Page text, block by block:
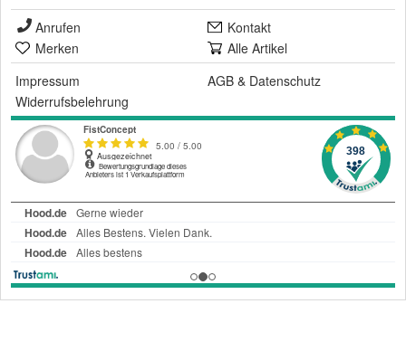
Anrufen
Kontakt
Merken
Alle Artikel
Impressum
AGB & Datenschutz
Widerrufsbelehrung